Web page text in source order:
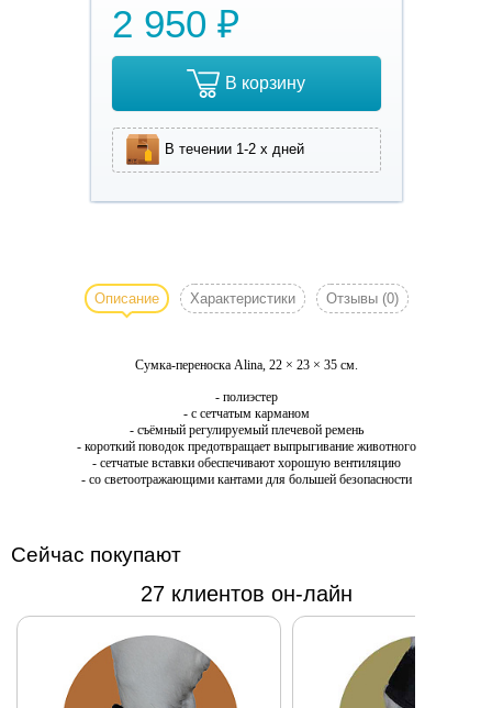
2 950 ₽
В корзину
В течении 1-2 х дней
Описание Характеристики Отзывы (0)
Сумка-переноска Alina, 22 × 23 × 35 см.
- полиэстер
- с сетчатым карманом
- съёмный регулируемый плечевой ремень
- короткий поводок предотвращает выпрыгивание животного
- сетчатые вставки обеспечивают хорошую вентиляцию
- со светоотражающими кантами для большей безопасности
Сейчас покупают
27 клиентов он-лайн